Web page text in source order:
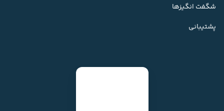
شگفت انگیزها
پشتیبانی